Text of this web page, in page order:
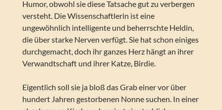
Humor, obwohl sie diese Tatsache gut zu verbergen
versteht. Die Wissenschaftlerin ist eine
ungewöhnlich intelligente und beherrschte Heldin,
die über starke Nerven verfügt. Sie hat schon einiges
durchgemacht, doch ihr ganzes Herz hängt an ihrer
Verwandtschaft und ihrer Katze, Birdie.
Eigentlich soll sie ja bloß das Grab einer vor über
hundert Jahren gestorbenen Nonne suchen. In einer